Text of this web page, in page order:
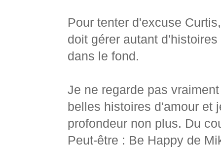
Pour tenter d'excuse
doit gérer autant
dans le fond.
Je ne regarde pas
belles histoires d'amour et
profondeur non plus. Du
Peut-être : Be Happy de